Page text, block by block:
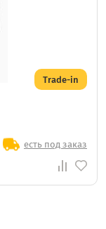
Trade-in
есть под заказ